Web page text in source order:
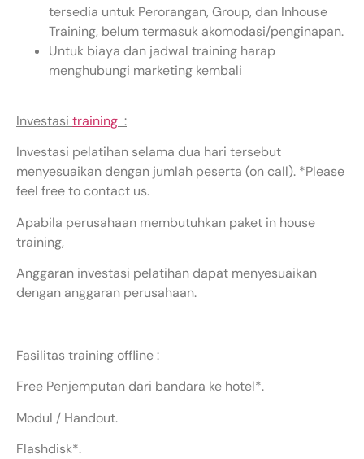
tersedia untuk Perorangan, Group, dan Inhouse
Training, belum termasuk akomodasi/penginapan.
Untuk biaya dan jadwal training harap
menghubungi marketing kembali
Investasi training :
Investasi pelatihan selama dua hari tersebut
menyesuaikan dengan jumlah peserta (on call). *Please
feel free to contact us.
Apabila perusahaan membutuhkan paket in house
training,
Anggaran investasi pelatihan dapat menyesuaikan
dengan anggaran perusahaan.
Fasilitas training offline :
Free Penjemputan dari bandara ke hotel*.
Modul / Handout.
Flashdisk*.